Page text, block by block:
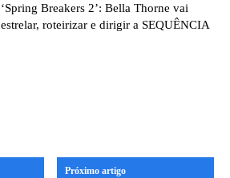
‘Spring Breakers 2’: Bella Thorne vai
estrelar, roteirizar e dirigir a SEQUÊNCIA
Próximo artigo